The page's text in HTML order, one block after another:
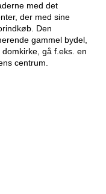
med det
der med sine
Den
gammel bydel,
gå f.eks. en
centrum.